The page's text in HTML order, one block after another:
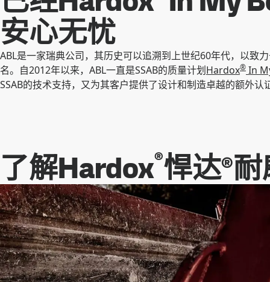
安心无忧
ABL是一家瑞典公司，其历史可以追溯到上世纪60年代，以致
名。自2012年以来，ABL一直是SSAB的质量计划Hardox® In
SSAB的技术支持，又为其客户提供了设计和制造卓越的额外认
了解Hardox®悍达®